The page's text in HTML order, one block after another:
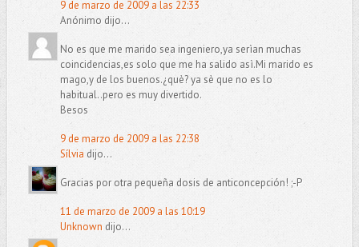
9 de marzo de 2009 a las 22:33
Anónimo dijo...
No es que me marido sea ingeniero,ya serìan muchas
coincidencias,es solo que me ha salido asì.Mi marido es
mago,y de los buenos.¿què? ya sè que no es lo
habitual..pero es muy divertido.
Besos
9 de marzo de 2009 a las 22:38
Sílvia dijo...
Gracias por otra pequeña dosis de anticoncepción! ;-P
11 de marzo de 2009 a las 10:19
Unknown dijo...